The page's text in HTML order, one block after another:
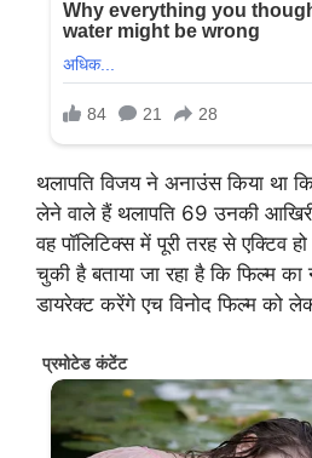
थलापति विजय ने अनाउंस किया था
लेने वाले हैं थलापति 69 उनकी
वह पॉलिटिक्स में पूरी तरह से एक्टिव
चुकी है बताया जा रहा है कि फिल्म
डायरेक्ट करेंगे एच विनोद फिल्म को